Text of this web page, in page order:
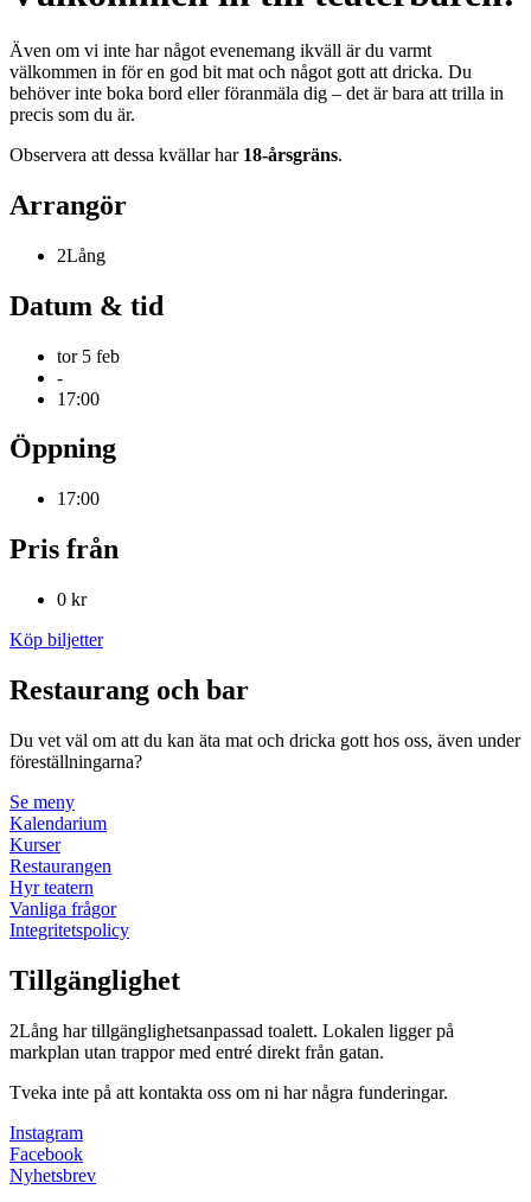
Även om vi inte har något evenemang ikväll är du varmt
välkommen in för en god bit mat och något gott att dricka. Du
behöver inte boka bord eller föranmäla dig – det är bara att trilla in
precis som du är.
Observera att dessa kvällar har 18-årsgräns.
Arrangör
2Lång
Datum & tid
tor 5 feb
-
17:00
Öppning
17:00
Pris från
0 kr
Köp biljetter
Restaurang och bar
Du vet väl om att du kan äta mat och dricka gott hos oss, även under
föreställningarna?
Se meny
Kalendarium
Kurser
Restaurangen
Hyr teatern
Vanliga frågor
Integritetspolicy
Tillgänglighet
2Lång har tillgänglighetsanpassad toalett. Lokalen ligger på
markplan utan trappor med entré direkt från gatan.
Tveka inte på att kontakta oss om ni har några funderingar.
Instagram
Facebook
Nyhetsbrev